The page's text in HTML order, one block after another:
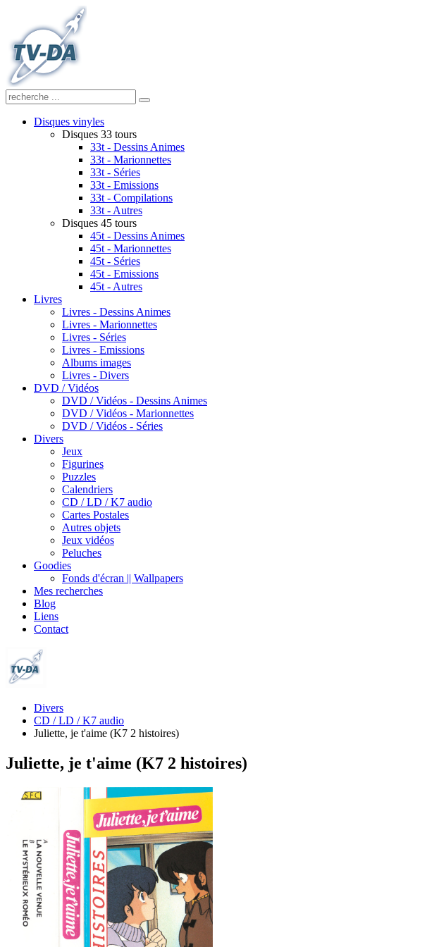
Disques vinyles
Disques 33 tours
33t - Dessins Animes
33t - Marionnettes
33t - Séries
33t - Emissions
33t - Compilations
33t - Autres
Disques 45 tours
45t - Dessins Animes
45t - Marionnettes
45t - Séries
45t - Emissions
45t - Autres
Livres
Livres - Dessins Animes
Livres - Marionnettes
Livres - Séries
Livres - Emissions
Albums images
Livres - Divers
DVD / Vidéos
DVD / Vidéos - Dessins Animes
DVD / Vidéos - Marionnettes
DVD / Vidéos - Séries
Divers
Jeux
Figurines
Puzzles
Calendriers
CD / LD / K7 audio
Cartes Postales
Autres objets
Jeux vidéos
Peluches
Goodies
Fonds d'écran || Wallpapers
Mes recherches
Blog
Liens
Contact
Divers
CD / LD / K7 audio
Juliette, je t'aime (K7 2 histoires)
Juliette, je t'aime (K7 2 histoires)